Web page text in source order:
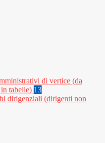
di vertice (da
tabelle) 13
dirigenziali (dirigenti non